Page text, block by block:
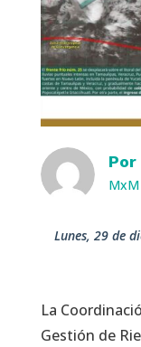
Por
MxM
lunes, 29 de
La
Gestión de